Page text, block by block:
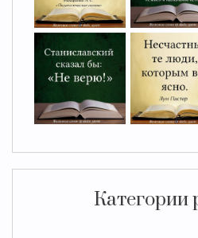
Категории